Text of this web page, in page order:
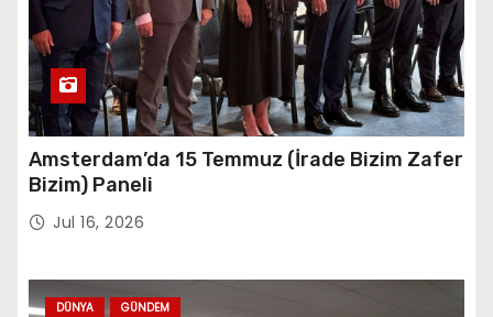
Amsterdam’da 15 Temmuz (İrade Bizim Zafer
Bizim) Paneli
Jul 16, 2026
DÜNYA GÜNDEM